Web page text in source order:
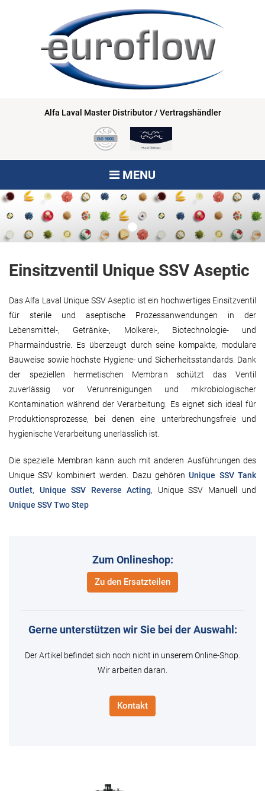
Alfa Laval Master Distributor / Vertragshändler
MENU
Einsitzventil Unique SSV Aseptic
Das Alfa Laval Unique SSV Aseptic ist ein hochwertiges Einsitzventil
für sterile und aseptische Prozessanwendungen in der
Lebensmittel-, Getränke-, Molkerei-, Biotechnologie- und
Pharmaindustrie. Es überzeugt durch seine kompakte, modulare
Bauweise sowie höchste Hygiene- und Sicherheitsstandards. Dank
der speziellen hermetischen Membran schützt das Ventil
zuverlässig vor Verunreinigungen und mikrobiologischer
Kontamination während der Verarbeitung. Es eignet sich ideal für
Produktionsprozesse, bei denen eine unterbrechungsfreie und
hygienische Verarbeitung unerlässlich ist.
Die spezielle Membran kann auch mit anderen Ausführungen des
Unique SSV kombiniert werden. Dazu gehörenUnique SSV Tank
Outlet, Unique SSV Reverse Acting, Unique SSV Manuell und
Unique SSV Two Step
Zum Onlineshop:
Zu den Ersatzteilen
Gerne unterstützen wir Sie bei der Auswahl:
Der Artikel befindet sich noch nicht in unserem Online-Shop.
Wir arbeiten daran.
Kontakt